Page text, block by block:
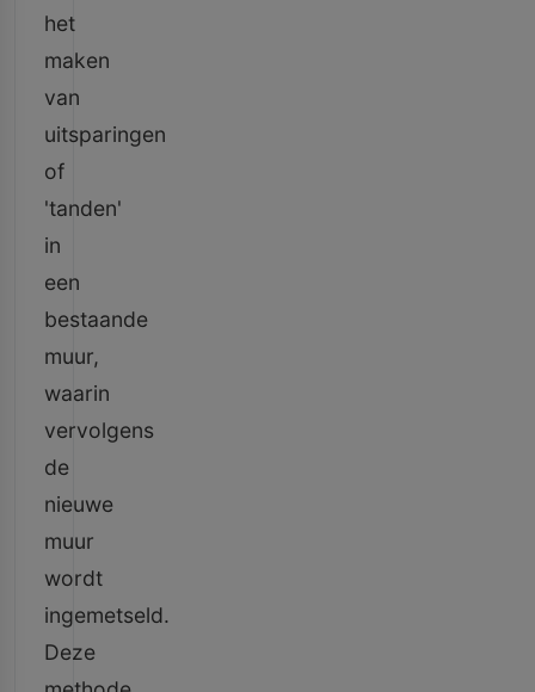
het
maken
van
uitsparingen
of
'tanden'
in
een
bestaande
muur,
waarin
vervolgens
de
nieuwe
muur
wordt
ingemetseld.
Deze